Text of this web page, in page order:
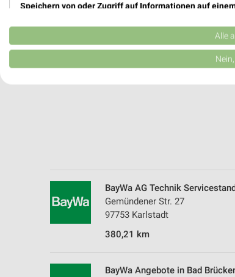
BayWa AG Technik
Gemündener Str. 27
97753 Karlstadt
380,21 km
BayWa Angebote in Bad
Speichern von oder Zugriff auf Informationen auf
Verwendung reduzierter Daten zur Auswahl von
Erstellung von Profilen für personalisierte Werbung
Messung der Performance von Inhalten
Analyse von Zielgruppen durch Statistiken oder
Entwicklung und Verbesserung der Angebote
Verwendung reduzierter Daten zur Auswahl von
Alle